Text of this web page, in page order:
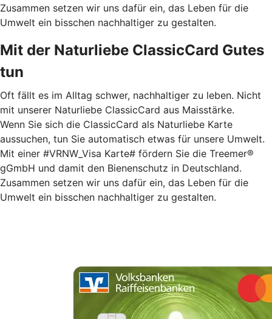
Zusammen setzen wir uns dafür ein, das Leben für die
Umwelt ein bisschen nachhaltiger zu gestalten.
Mit der Naturliebe ClassicCard Gutes
tun
Oft fällt es im Alltag schwer, nachhaltiger zu leben. Nicht
mit unserer Naturliebe ClassicCard aus Maisstärke.
Wenn Sie sich die ClassicCard als Naturliebe Karte
aussuchen, tun Sie automatisch etwas für unsere Umwelt.
Mit einer #VRNW_Visa Karte# fördern Sie die Treemer®
gGmbH und damit den Bienenschutz in Deutschland.
Zusammen setzen wir uns dafür ein, das Leben für die
Umwelt ein bisschen nachhaltiger zu gestalten.